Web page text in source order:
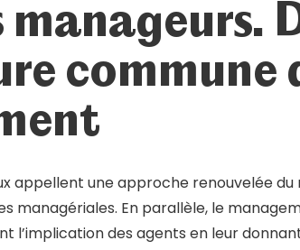
manageurs.
commune
appellent une approche renouvelée du
managériales. En parallèle, le
l’implication des agents en leur